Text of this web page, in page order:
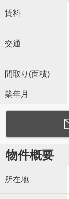
賃料
交通
間取り(面積)
築年月
物件概要
所在地